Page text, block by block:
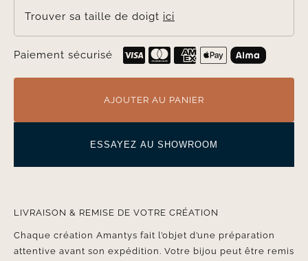
Trouver sa taille de doigt ici
Paiement sécurisé
AJOUTER AU PANIER
ESSAYEZ AU SHOWROOM
LIVRAISON & REMISE DE VOTRE CRÉATION
Chaque création Amantys fait l’objet d’une préparation
attentive avant son expédition. Votre bijou peut être remis